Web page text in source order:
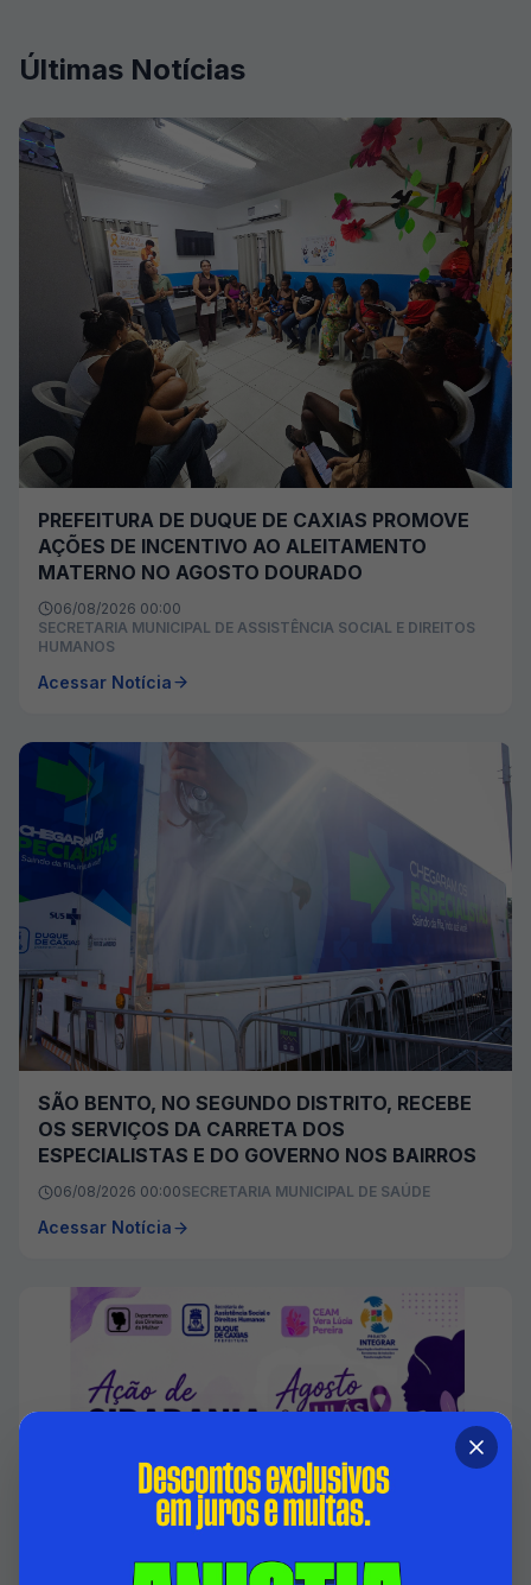
Últimas Notícias
PREFEITURA DE DUQUE DE CAXIAS PROMOVE
AÇÕES DE INCENTIVO AO ALEITAMENTO
MATERNO NO AGOSTO DOURADO
06/08/2026 00:00
SECRETARIA MUNICIPAL DE ASSISTÊNCIA SOCIAL E DIREITOS
HUMANOS
Acessar Notícia
SÃO BENTO, NO SEGUNDO DISTRITO, RECEBE
OS SERVIÇOS DA CARRETA DOS
ESPECIALISTAS E DO GOVERNO NOS BAIRROS
06/08/2026 00:00SECRETARIA MUNICIPAL DE SAÚDE
Acessar Notícia
ALUSÃO A LEI MARIA DA PENHA